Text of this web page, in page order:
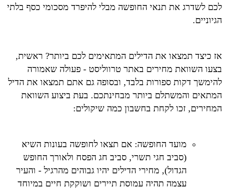
לכם לשדרג את תנאי החופשה מבלי להיפרד מסכומי כסף בלתי
הגיוניים.
אז כיצד תמצאו את הדילים המתאימים לכם ביותר? ראשית,
בצעו השוואת מחירים באתר טרווליסט - פעולה שאמורה
להימשך דקות ספורות בלבד, ובסופה גם אתם תמצאו את הדיל
המתאים והמשתלם ביותר מבחינתכם. בעת ביצוע השוואת
המחירים, זכו לקחת בחשבון כמה שיקולים:
מועד החופשה: אם תצאו לחופשה בעונות השיא
(סביב חגי תשרי, סביב חג הפסח ולאורך החופש
הגדול), מחירי הדילים יהיו גבוהים מהרגיל - והעיר
עצמה תהיה עמוסת תיירים ושוקקת חיים במיוחד